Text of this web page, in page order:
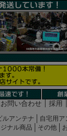
問い合わせ 採用
ルアンテナ 自宅用ア
ナル商品 その他